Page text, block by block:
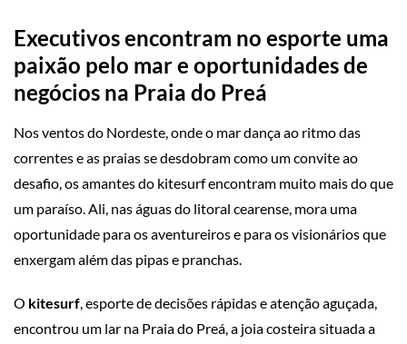
Executivos encontram no esporte uma
paixão pelo mar e oportunidades de
negócios na Praia do Preá
Nos ventos do Nordeste, onde o mar dança ao ritmo das
correntes e as praias se desdobram como um convite ao
desafio, os amantes do kitesurf encontram muito mais do que
um paraíso. Ali, nas águas do litoral cearense, mora uma
oportunidade para os aventureiros e para os visionários que
enxergam além das pipas e pranchas.
O kitesurf, esporte de decisões rápidas e atenção aguçada,
encontrou um lar na Praia do Preá, a joia costeira situada a